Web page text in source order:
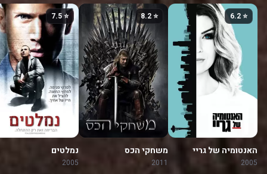
⭐ 6.2
האנטומיה של גריי
2005
⭐ 8.2
משחקי הכס
2011
⭐ 7.5
נמלטים
2005